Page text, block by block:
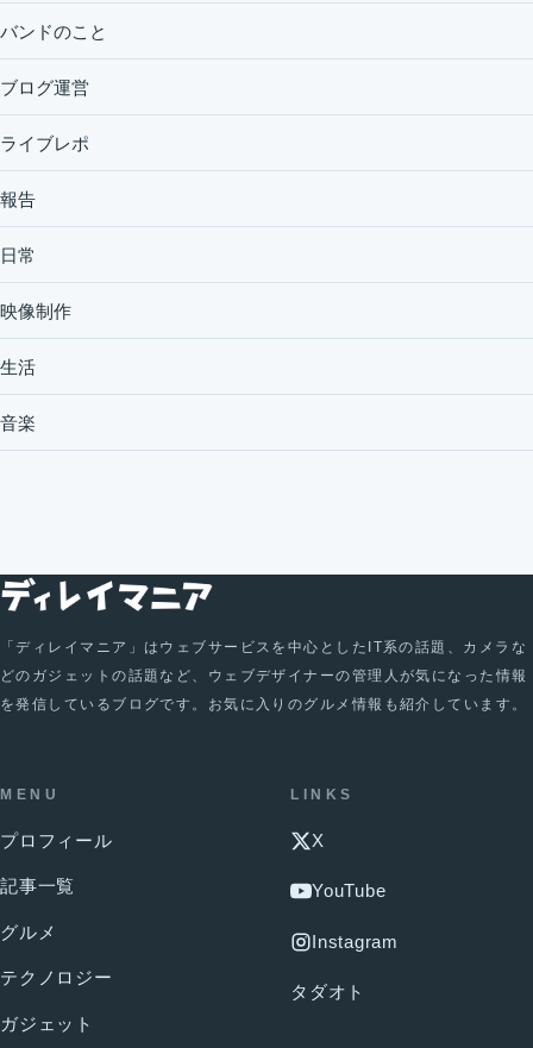
バンドのこと
ブログ運営
ライブレポ
報告
日常
映像制作
生活
音楽
「ディレイマニア」はウェブサービスを中心としたIT系の話題、カメラな
どのガジェットの話題など、ウェブデザイナーの管理人が気になった情報
を発信しているブログです。お気に入りのグルメ情報も紹介しています。
MENU
プロフィール
記事一覧
グルメ
テクノロジー
ガジェット
LINKS
X
YouTube
Instagram
タダオト